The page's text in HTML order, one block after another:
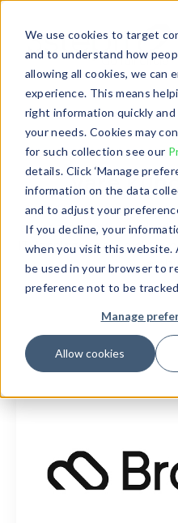
We use cookies to target
and to understand how
allowing all cookies, we can
experience. This means
right information quickly
your needs. Cookies may
for such collection see our
details. Click ‘Manage
information on the data
and to adjust your
If you decline, your
when you visit this website.
be used in your browser to
preference not to be
Manage
Allow cookies
Våre
Hør fra ledende
suksesshistorier, og la
IT-løsninger som hjelper